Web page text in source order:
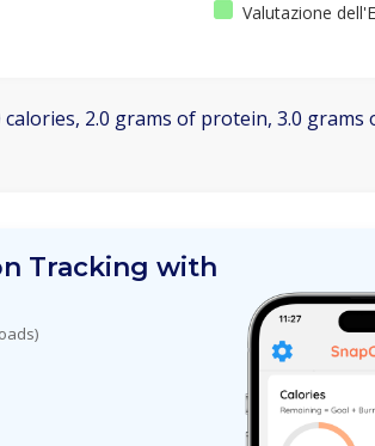
Valutazione
2.0 grams of protein, 3.0 grams
Tracking with